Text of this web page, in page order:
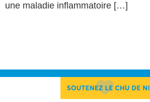
une maladie inflammatoire […]